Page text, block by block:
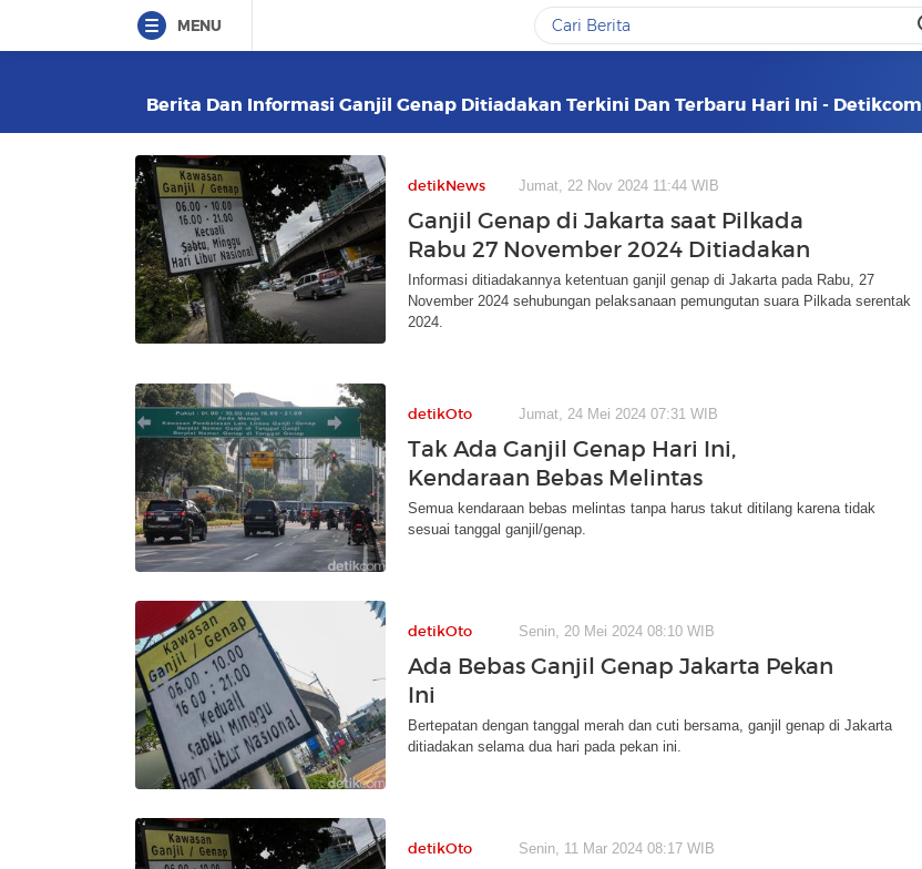
MENU
Berita Dan Informasi Ganjil Genap Ditiadakan Terkini Dan Terbaru Hari Ini - Detikcom
detikNews Jumat, 22 Nov 2024 11:44 WIB
Ganjil Genap di Jakarta saat Pilkada
Rabu 27 November 2024 Ditiadakan
Informasi ditiadakannya ketentuan ganjil genap di Jakarta pada Rabu, 27
November 2024 sehubungan pelaksanaan pemungutan suara Pilkada serentak
2024.
detikOto Jumat, 24 Mei 2024 07:31 WIB
Tak Ada Ganjil Genap Hari Ini,
Kendaraan Bebas Melintas
Semua kendaraan bebas melintas tanpa harus takut ditilang karena tidak
sesuai tanggal ganjil/genap.
detikOto Senin, 20 Mei 2024 08:10 WIB
Ada Bebas Ganjil Genap Jakarta Pekan
Ini
Bertepatan dengan tanggal merah dan cuti bersama, ganjil genap di Jakarta
ditiadakan selama dua hari pada pekan ini.
detikOto Senin, 11 Mar 2024 08:17 WIB